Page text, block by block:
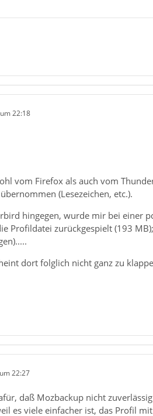
22:18
vom Firefox als auch vom
(Lesezeichen, etc.).
hingegen, wurde mir bei einer
Profildatei zurückgespielt (193
dort folglich nicht ganz zu
22:27
daß Mozbackup nicht
es viele einfacher ist, das Profil